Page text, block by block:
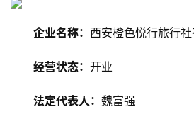
企业名称： 西安橙色悦行旅行社
经营状态： 开业
法定代表人： 魏富强